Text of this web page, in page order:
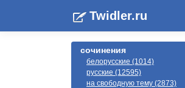
Twidler.ru
сочинения
белорусские (1014)
русские (12595)
на свободную тему (2873)